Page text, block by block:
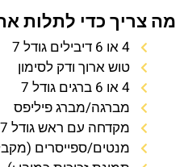
מה צריך כדי לתלות
4 או 6 דיבילים גודל 7
טוש ארוך ודק לסימון
4 או 6 ברגים גודל 7
מברגה/מברג פיליפס
מקדחה עם ראש גודל 7
מנטים/ספייסרים